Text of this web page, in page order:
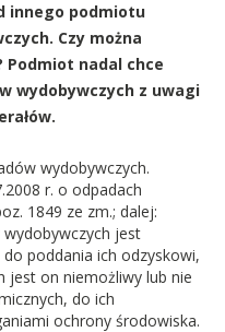
innego podmiotu
Czy można
Podmiot nadal chce
wydobywczych z uwagi
wydobywczych.
r. o odpadach
1849 ze zm.; dalej:
jest
poddania ich odzyskowi,
jest on niemożliwy lub nie
do ich
ochrony środowiska.